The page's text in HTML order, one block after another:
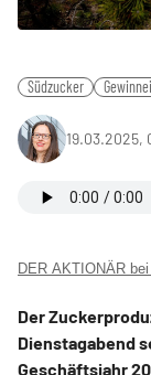
Südzucker
19.03.2025,
DER AKTIONÄR
Der
Dienstagabend
Geschäftsjahr